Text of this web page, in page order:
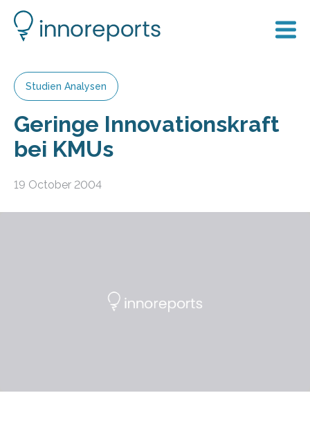
Studien Analysen
Geringe Innovationskraft
bei KMUs
19 October 2004